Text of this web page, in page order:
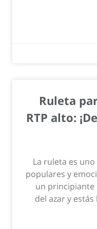
Ruleta
RTP alto:
La ruleta es
populares y
un principiante
del azar y